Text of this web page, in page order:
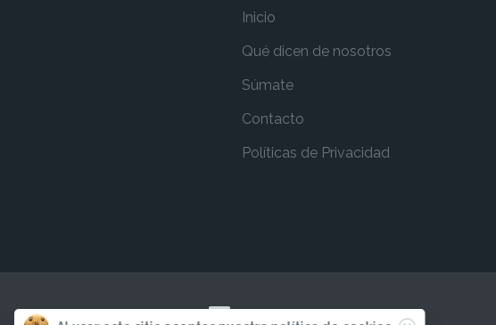
Inicio
Qué dicen de nosotros
Súmate
Contacto
Políticas de Privacidad